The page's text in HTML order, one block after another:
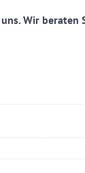
Wir beraten